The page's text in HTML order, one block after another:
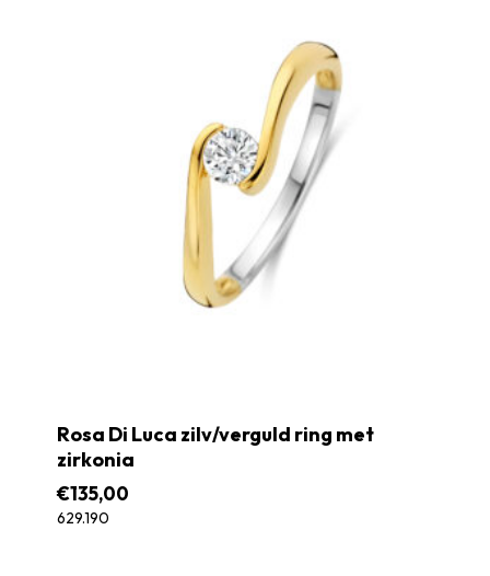
Rosa Di Luca zilv/verguld ring met
zirkonia
€135,00
629.190